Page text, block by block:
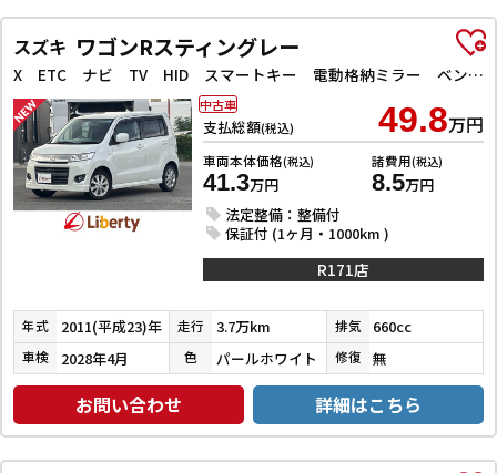
スズキ ワゴンRスティングレー
X ETC ナビ TV HID スマートキー 電動格納ミラー ベンチシート CVT 盗難防止システム ABS CD アルミホイール 衝突安全ボディ エアコン パワーステアリング パワーウィンドウ
支払総額(税込) 49.8万円
車両本体価格(税込)
41.3万円
諸費用(税込)
8.5万円
法定整備：整備付
保証付 (1ヶ月・1000km )
中古車
R171店
年式 2011(平成23)年 走行 3.7万km 排気 660cc
車検 2028年4月 色 パールホワイト 修復 無
お問い合わせ 詳細はこちら